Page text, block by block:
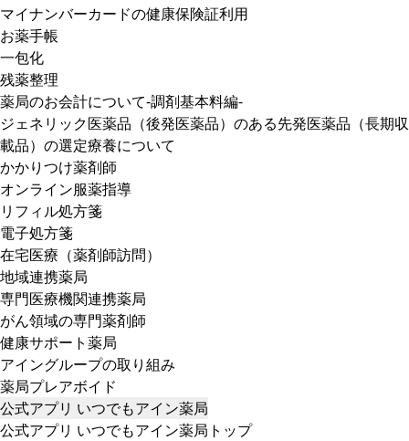
マイナンバーカードの健康保険証利用
お薬手帳
一包化
残薬整理
薬局のお会計について-調剤基本料編-
ジェネリック医薬品（後発医薬品）のある先発医薬品（長期収
載品）の選定療養について
かかりつけ薬剤師
オンライン服薬指導
リフィル処方箋
電子処方箋
在宅医療（薬剤師訪問）
地域連携薬局
専門医療機関連携薬局
がん領域の専門薬剤師
健康サポート薬局
アイングループの取り組み
薬局プレアボイド
公式アプリ いつでもアイン薬局
公式アプリ いつでもアイン薬局トップ